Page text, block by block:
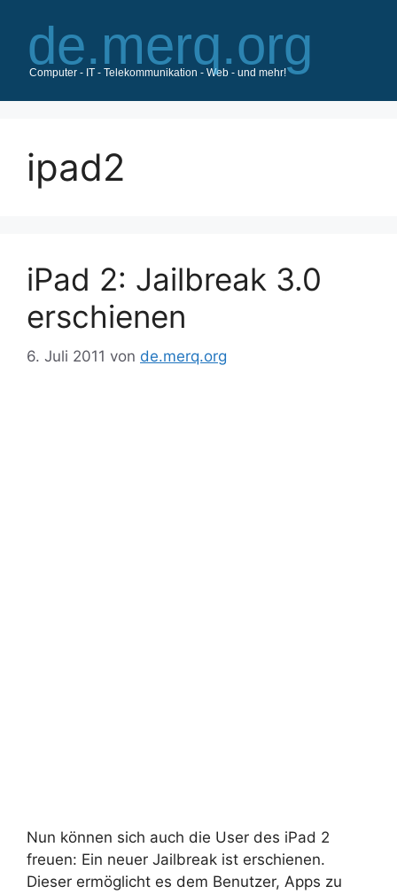
Inhalt
springen
ipad2
iPad 2: Jailbreak 3.0
erschienen
6. Juli 2011 von de.merq.org
Nun können sich auch die User des iPad 2
freuen: Ein neuer Jailbreak ist erschienen.
Dieser ermöglicht es dem Benutzer, Apps zu